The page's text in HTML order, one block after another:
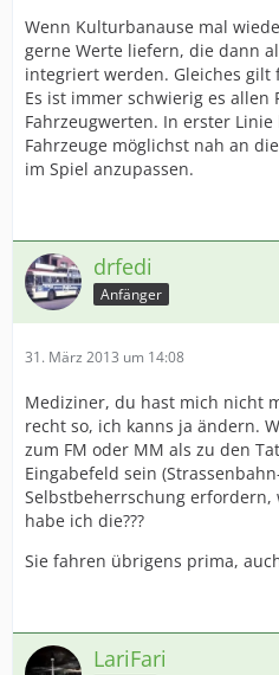
Wenn Kulturbanause mal
gerne Werte liefern, die dann
integriert werden. Gleiches gilt
Es ist immer schwierig es allen
Fahrzeugwerten. In erster
Fahrzeuge möglichst nah an
im Spiel anzupassen.
drfedi
Anfänger
31. März 2013 um 14:08
Mediziner, du hast mich nicht
recht so, ich kanns ja ändern.
zum FM oder MM als zu den
Eingabefeld sein
Selbstbeherrschung erfordern,
habe ich die???
Sie fahren übrigens prima,
LariFari